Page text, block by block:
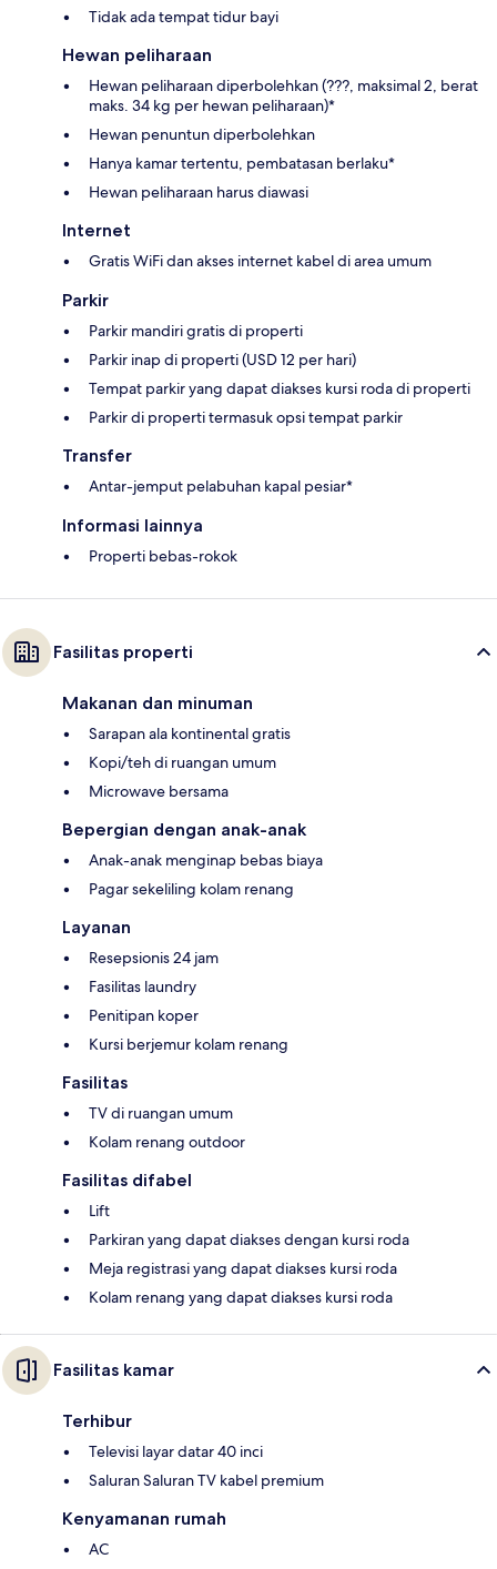
Tidak ada tempat tidur bayi
Hewan peliharaan
Hewan peliharaan diperbolehkan (???, maksimal 2, berat
maks. 34 kg per hewan peliharaan)*
Hewan penuntun diperbolehkan
Hanya kamar tertentu, pembatasan berlaku*
Hewan peliharaan harus diawasi
Internet
Gratis WiFi dan akses internet kabel di area umum
Parkir
Parkir mandiri gratis di properti
Parkir inap di properti (USD 12 per hari)
Tempat parkir yang dapat diakses kursi roda di properti
Parkir di properti termasuk opsi tempat parkir
Transfer
Antar-jemput pelabuhan kapal pesiar*
Informasi lainnya
Properti bebas-rokok
Fasilitas properti
Makanan dan minuman
Sarapan ala kontinental gratis
Kopi/teh di ruangan umum
Microwave bersama
Bepergian dengan anak-anak
Anak-anak menginap bebas biaya
Pagar sekeliling kolam renang
Layanan
Resepsionis 24 jam
Fasilitas laundry
Penitipan koper
Kursi berjemur kolam renang
Fasilitas
TV di ruangan umum
Kolam renang outdoor
Fasilitas difabel
Lift
Parkiran yang dapat diakses dengan kursi roda
Meja registrasi yang dapat diakses kursi roda
Kolam renang yang dapat diakses kursi roda
Fasilitas kamar
Terhibur
Televisi layar datar 40 inci
Saluran Saluran TV kabel premium
Kenyamanan rumah
AC